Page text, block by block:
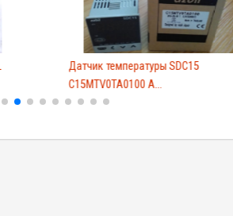
Датчик температуры SDC15
C15MTV0TA0100 A...